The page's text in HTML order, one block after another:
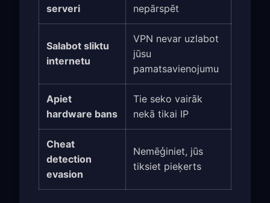
serveri
nepārspēt
Salabot sliktu
internetu
VPN nevar uzlabot
jūsu
pamatsavienojumu
Apiet
hardware bans
Tie seko vairāk
nekā tikai IP
Cheat
detection
evasion
Nemēģiniet, jūs
tiksiet pieķerts